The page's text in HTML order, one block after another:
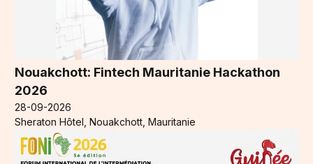
Nouakchott: Fintech Mauritanie Hackathon
2026
28-09-2026
Sheraton Hôtel, Nouakchott, Mauritanie